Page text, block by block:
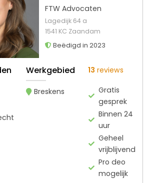
FTW Advocaten
Lagedijk 64 a
1541 KC Zaandam
Beëdigd in 2023
Werkgebied
Breskens
13 reviews
Gratis
gesprek
Binnen 24
uur
Geheel
vrijblijvend
Pro deo
mogelijk